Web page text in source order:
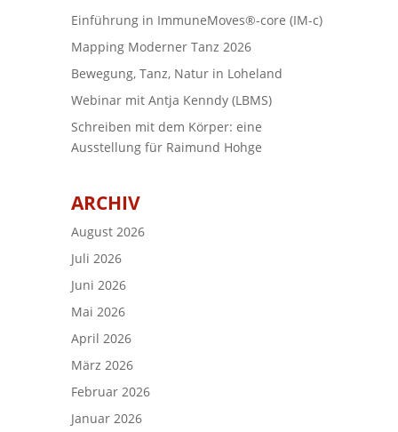
Einführung in ImmuneMoves®-core (IM-c)
Mapping Moderner Tanz 2026
Bewegung, Tanz, Natur in Loheland
Webinar mit Antja Kenndy (LBMS)
Schreiben mit dem Körper: eine
Ausstellung für Raimund Hohge
ARCHIV
August 2026
Juli 2026
Juni 2026
Mai 2026
April 2026
März 2026
Februar 2026
Januar 2026